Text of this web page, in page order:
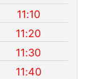
11:10
11:20
11:30
11:40